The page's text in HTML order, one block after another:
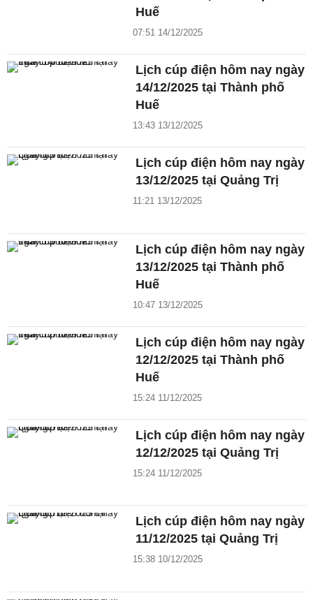
Huế
07:51 14/12/2025
Lịch cúp điện hôm nay ngày
14/12/2025 tại Thành phố
Huế
13:43 13/12/2025
Lịch cúp điện hôm nay ngày
13/12/2025 tại Quảng Trị
11:21 13/12/2025
Lịch cúp điện hôm nay ngày
13/12/2025 tại Thành phố
Huế
10:47 13/12/2025
Lịch cúp điện hôm nay ngày
12/12/2025 tại Thành phố
Huế
15:24 11/12/2025
Lịch cúp điện hôm nay ngày
12/12/2025 tại Quảng Trị
15:24 11/12/2025
Lịch cúp điện hôm nay ngày
11/12/2025 tại Quảng Trị
15:38 10/12/2025